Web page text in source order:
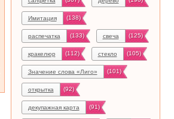
Имитация (138)
распечатка (133) свеча (125)
кракелюр (112) стекло (105)
Значение слова «Лиго» (101)
открытка (92)
декупажная карта (91)